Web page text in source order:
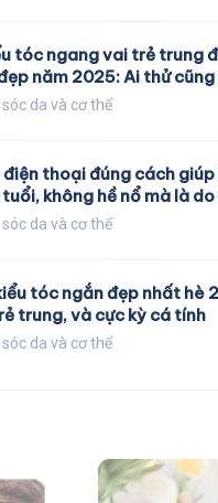
tóc ngang vai trẻ trung
năm 2025: Ai thử cũng
da và cơ thể
điện thoại đúng cách giúp
tuổi, không hề nổ mà là
nghiên cứu
da và cơ thể
tóc ngắn đẹp nhất hè
trung, và cực kỳ cá tính
da và cơ thể